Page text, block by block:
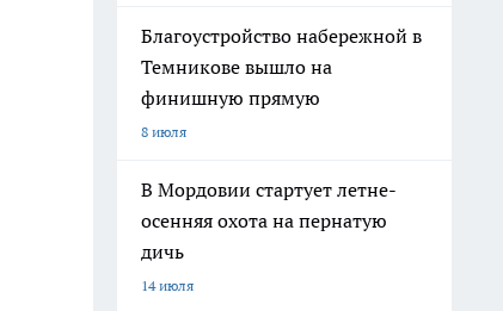
Благоустройство набережной в
Темникове вышло на
финишную прямую
8 июля
В Мордовии стартует летне-
осенняя охота на пернатую
дичь
14 июля